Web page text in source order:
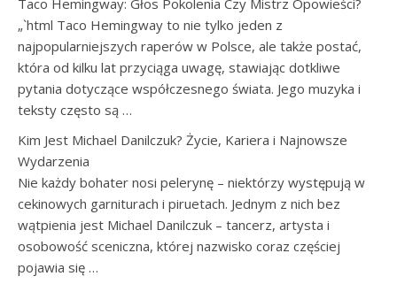
Taco Hemingway: Głos Pokolenia Czy Mistrz Opowieści?
„`html Taco Hemingway to nie tylko jeden z
najpopularniejszych raperów w Polsce, ale także postać,
która od kilku lat przyciąga uwagę, stawiając dotkliwe
pytania dotyczące współczesnego świata. Jego muzyka i
teksty często są …
Kim Jest Michael Danilczuk? Życie, Kariera i Najnowsze
Wydarzenia
Nie każdy bohater nosi pelerynę – niektórzy występują w
cekinowych garniturach i piruetach. Jednym z nich bez
wątpienia jest Michael Danilczuk – tancerz, artysta i
osobowość sceniczna, której nazwisko coraz częściej
pojawia się …